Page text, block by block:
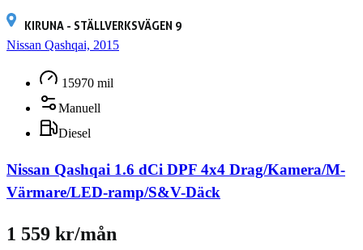
KIRUNA - STÄLLVERKSVÄGEN 9
Nissan Qashqai, 2015
15970 mil
Manuell
Diesel
Nissan Qashqai 1.6 dCi DPF 4x4 Drag/Kamera/M-
Värmare/LED-ramp/S&V-Däck
1 559 kr/mån